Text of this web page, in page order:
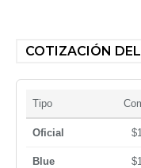
COTIZACIÓN
Tipo
Oficial
Blue